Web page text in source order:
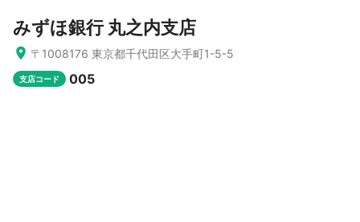
みずほ銀行 丸之内支店
〒1008176 東京都千代田区大手町1-5-5
支店コード 005